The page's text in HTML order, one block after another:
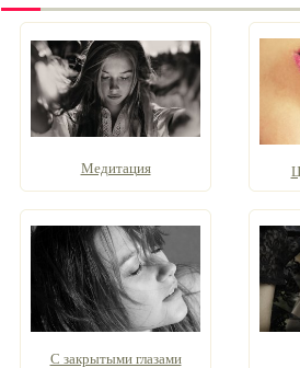
Медитация
С закрытыми глазами